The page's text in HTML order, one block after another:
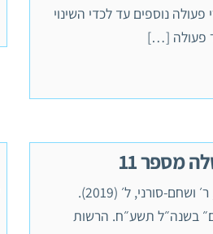
נוספים עד לכדי השינוי
מספר 11
א. רז, ט׳, ספראי, מ׳, נוימן, ר׳ ושחם-סורני, ל׳ (2019).
בשנה״ל תשע״ח. הרשות